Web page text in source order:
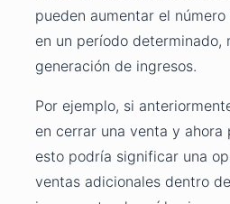
pueden aumentar el
en un período determinado,
generación de ingresos.
Por ejemplo, si
en cerrar una venta y ahora
esto podría significar una
ventas adicionales dentro